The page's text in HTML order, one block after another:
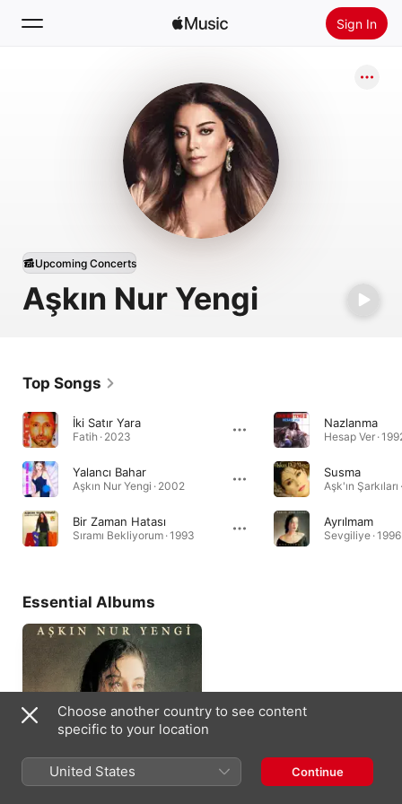
Sign In
Install Apple Music
Aşkın Nur Yengi
Upcoming Concerts
Top Songs
İki Satır Yara
Fatih · 2023
Yalancı Bahar
Aşkın Nur Yengi · 2002
Bir Zaman Hatası
Sıramı Bekliyorum · 1993
Nazlanma
Hesap Ver ·
Susma
Aşk'ın Şarkıları
Ayrılmam
Sevgiliye · 1996
Essential Albums
Choose another country to see content
specific to your location
United States Continue